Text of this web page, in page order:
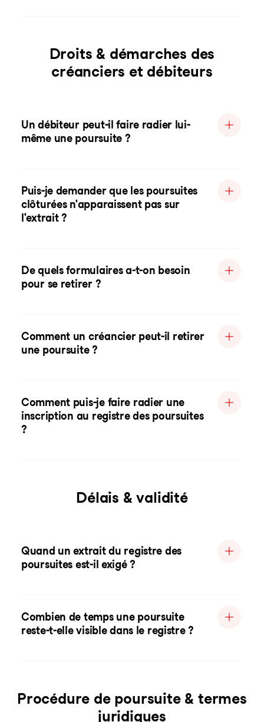
Droits & démarches des
créanciers et débiteurs
Un débiteur peut-il faire radier lui-
même une poursuite ?
Puis-je demander que les poursuites
clôturées n'apparaissent pas sur
l'extrait ?
De quels formulaires a-t-on besoin
pour se retirer ?
Comment un créancier peut-il retirer
une poursuite ?
Comment puis-je faire radier une
inscription au registre des poursuites
?
Délais & validité
Quand un extrait du registre des
poursuites est-il exigé ?
Combien de temps une poursuite
reste-t-elle visible dans le registre ?
Procédure de poursuite & termes
juridiques